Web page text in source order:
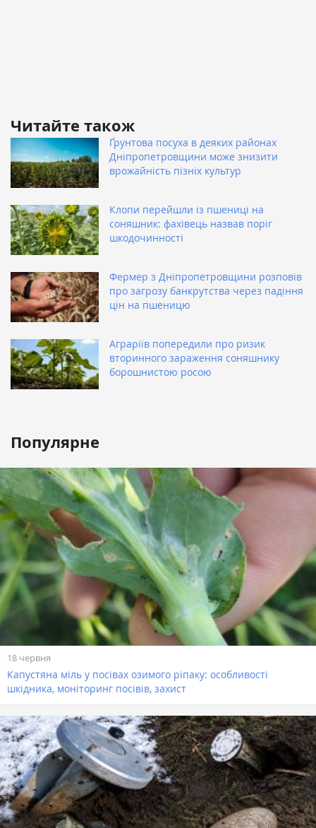
Читайте також
Ґрунтова посуха в деяких районах
Дніпропетровщини може знизити
врожайність пізніх культур
Клопи перейшли із пшениці на
соняшник: фахівець назвав поріг
шкодочинності
Фермер з Дніпропетровщини розповів
про загрозу банкрутства через падіння
цін на пшеницю
Аграріїв попередили про ризик
вторинного зараження соняшнику
борошнистою росою
Популярне
18 червня
Капустяна міль у посівах озимого ріпаку: особливості
шкідника, моніторинг посівів, захист